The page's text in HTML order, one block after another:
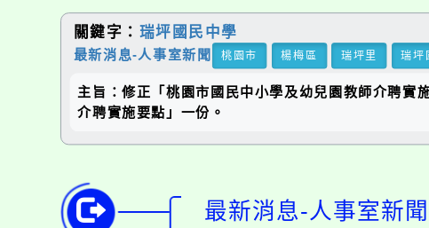
關鍵字： 瑞坪國民中學
最新消息-人事室新聞 桃園市 楊梅區 瑞坪里 瑞坪
主旨：修正「桃園市國民中小學及幼兒園教師介聘實
介聘實施要點」一份。
最新消息-人事室新